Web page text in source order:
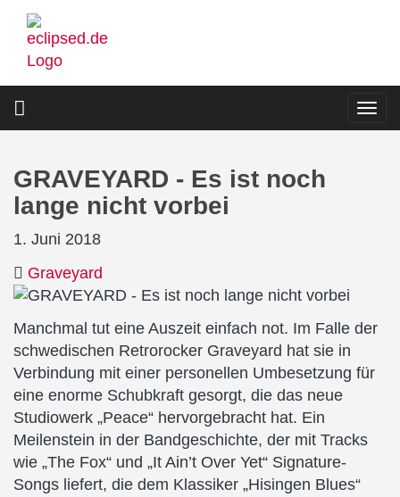
Direkt
zum
Inhalt
GRAVEYARD - Es ist noch
lange nicht vorbei
1. Juni 2018
Graveyard
Manchmal tut eine Auszeit einfach not. Im Falle der
schwedischen Retrorocker Graveyard hat sie in
Verbindung mit einer personellen Umbesetzung für
eine enorme Schubkraft gesorgt, die das neue
Studiowerk „Peace“ hervorgebracht hat. Ein
Meilenstein in der Bandgeschichte, der mit Tracks
wie „The Fox“ und „It Ain’t Over Yet“ Signature-
Songs liefert, die dem Klassiker „Hisingen Blues“